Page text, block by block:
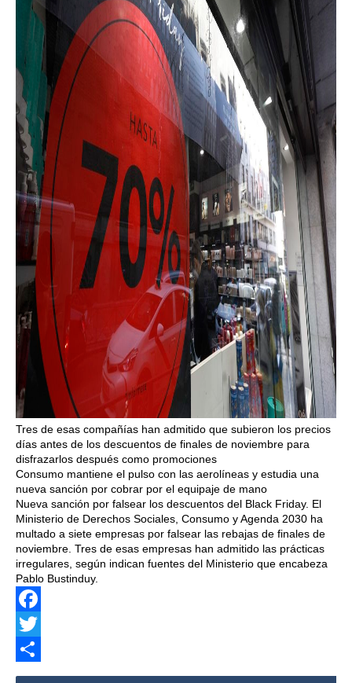
Tres de esas compañías han admitido que subieron los precios
días antes de los descuentos de finales de noviembre para
disfrazarlos después como promociones
Consumo mantiene el pulso con las aerolíneas y estudia una
nueva sanción por cobrar por el equipaje de mano
Nueva sanción por falsear los descuentos del Black Friday. El
Ministerio de Derechos Sociales, Consumo y Agenda 2030 ha
multado a siete empresas por falsear las rebajas de finales de
noviembre. Tres de esas empresas han admitido las prácticas
irregulares, según indican fuentes del Ministerio que encabeza
Pablo Bustinduy.
Facebook
Twitter
Share